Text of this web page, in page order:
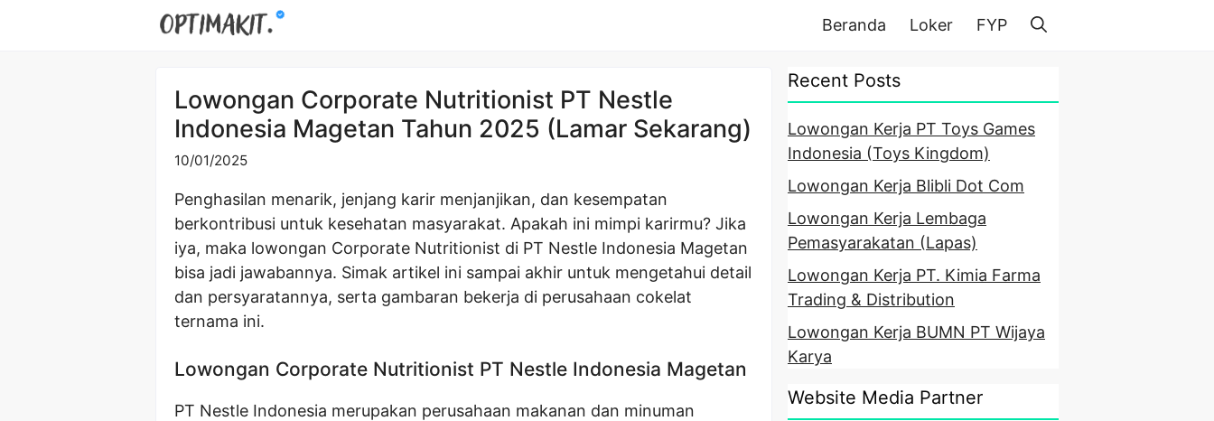
Beranda Loker FYP
Lowongan Corporate Nutritionist PT Nestle
Indonesia Magetan Tahun 2025 (Lamar Sekarang)
10/01/2025
Penghasilan menarik, jenjang karir menjanjikan, dan kesempatan
berkontribusi untuk kesehatan masyarakat. Apakah ini mimpi karirmu? Jika
iya, maka lowongan Corporate Nutritionist di PT Nestle Indonesia Magetan
bisa jadi jawabannya. Simak artikel ini sampai akhir untuk mengetahui detail
dan persyaratannya, serta gambaran bekerja di perusahaan cokelat
ternama ini.
Lowongan Corporate Nutritionist PT Nestle Indonesia Magetan
PT Nestle Indonesia merupakan perusahaan makanan dan minuman
Recent Posts
Lowongan Kerja PT Toys Games
Indonesia (Toys Kingdom)
Lowongan Kerja Blibli Dot Com
Lowongan Kerja Lembaga
Pemasyarakatan (Lapas)
Lowongan Kerja PT. Kimia Farma
Trading & Distribution
Lowongan Kerja BUMN PT Wijaya
Karya
Website Media Partner